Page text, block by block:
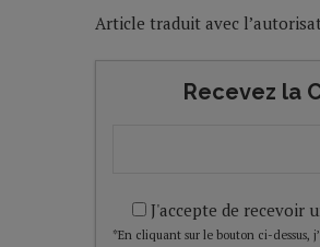
Article traduit avec
Recevez la
J'accepte de recevoir
*En cliquant sur le bouton ci-dessus,